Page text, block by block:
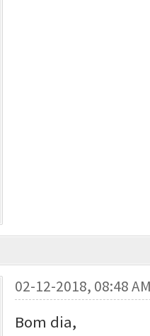
02-12-2018, 08:48
Bom dia,